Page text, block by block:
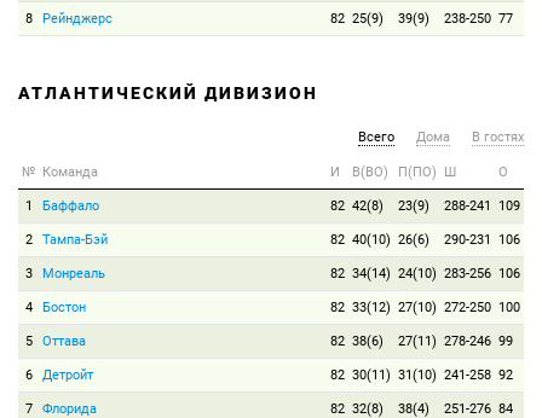
8 Рейнджерс 82 25(9) 39(9) 238-250 77
АТЛАНТИЧЕСКИЙ ДИВИЗИОН
Всего Дома В гостях
№ Команда И В(ВО) П(ПО) Ш О
1 Баффало 82 42(8) 23(9) 288-241 109
2 Тампа-Бэй 82 40(10) 26(6) 290-231 106
3 Монреаль 82 34(14) 24(10) 283-256 106
4 Бостон 82 33(12) 27(10) 272-250 100
5 Оттава 82 38(6) 27(11) 278-246 99
6 Детройт 82 30(11) 31(10) 241-258 92
7 Флорида 82 32(8) 38(4) 251-276 84